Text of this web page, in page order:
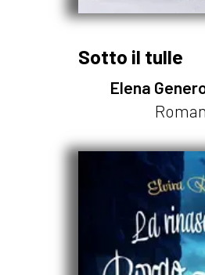
Sotto il tulle
Elena